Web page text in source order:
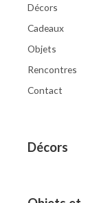
Décors
Cadeaux
Objets
Rencontres
Contact
Décors